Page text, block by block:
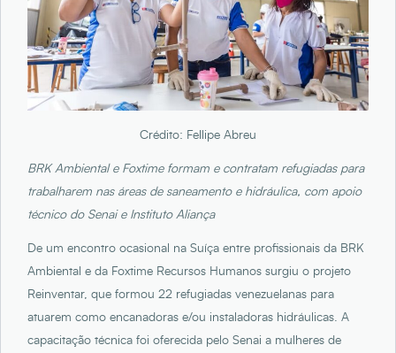
Crédito: Fellipe Abreu
BRK Ambiental e Foxtime formam e contratam refugiadas para
trabalharem nas áreas de saneamento e hidráulica, com apoio
técnico do Senai e Instituto Aliança
De um encontro ocasional na Suíça entre profissionais da BRK
Ambiental e da Foxtime Recursos Humanos surgiu o projeto
Reinventar, que formou 22 refugiadas venezuelanas para
atuarem como encanadoras e/ou instaladoras hidráulicas. A
capacitação técnica foi oferecida pelo Senai a mulheres de